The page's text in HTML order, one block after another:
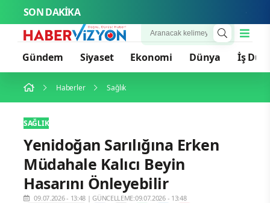
SON DAKİKA
Gündem Siyaset Ekonomi Dünya İş
Haberler Sağlık
SAĞLIK
Yenidoğan Sarılığına Erken
Müdahale Kalıcı Beyin
Hasarını Önleyebilir
09.07.2026 - 13:48 |GÜNCELLEME:09.07.2026 - 13:48